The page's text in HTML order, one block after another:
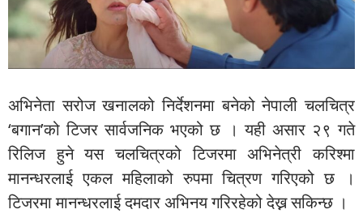
अभिनेता सरोज खनालको निर्देशनमा बनेको नेपाली चलचित्र
‘बगान’को टिजर सार्वजनिक भएको छ । यही असार २९ गते
रिलिज हुने यस चलचित्रको टिजरमा अभिनेत्री करिश्मा
मानन्धरलाई एकल महिलाको रुपमा चित्रण गरिएको छ ।
टिजरमा मानन्धरलाई दमदार अभिनय गरिरहेको देख्न सकिन्छ ।